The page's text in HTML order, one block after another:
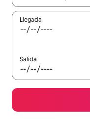
Llegada
Salida